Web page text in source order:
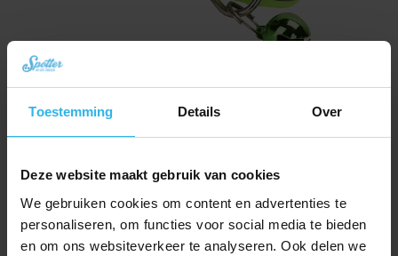
Toestemming Details Over
Deze website maakt gebruik van cookies
We gebruiken cookies om content en advertenties te
personaliseren, om functies voor social media te bieden
en om ons websiteverkeer te analyseren. Ook delen we
9,95
Bestel nu